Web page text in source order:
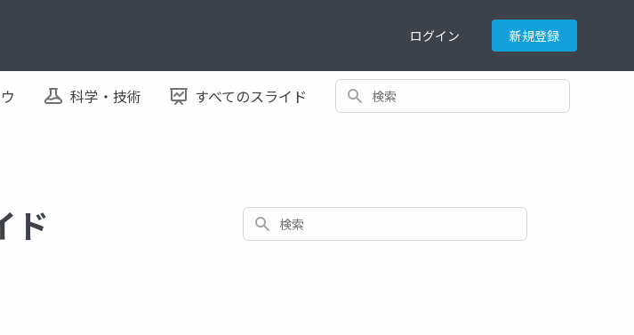
ログイン 新規登録
科学・技術 すべてのスライド 検索
ド 検索